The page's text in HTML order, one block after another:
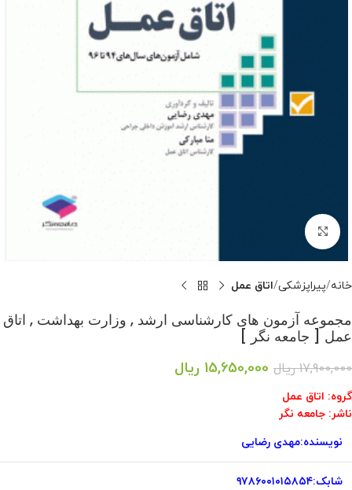
بزرگنمایی تصویر
خانه پیراپزشکی اتاق عمل
مجموعه آزمون های کارشناسی ارشد , وزارت بهداشت , اتاق
عمل [ جامعه نگر ]
17,900,000 ریال 15,650,000 ریال
گروه: اتاق عمل
ناشر: جامعه نگر
نویسنده:مهدی رضایی
شابک:۹۷۸۶۰۰۱۰۱۵۸۵۴